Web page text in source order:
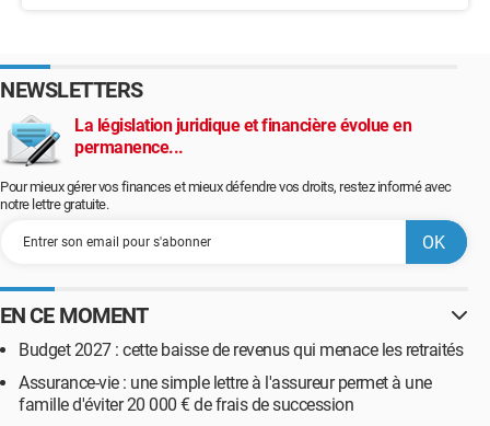
NEWSLETTERS
La législation juridique et financière évolue en
permanence...
Pour mieux gérer vos finances et mieux défendre vos droits, restez informé avec
notre lettre gratuite.
EN CE MOMENT
Budget 2027 : cette baisse de revenus qui menace les retraités
Assurance-vie : une simple lettre à l'assureur permet à une
famille d'éviter 20 000 € de frais de succession